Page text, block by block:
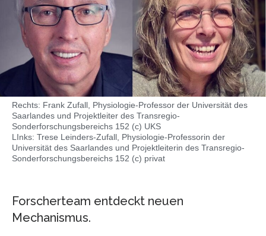
Rechts: Frank Zufall, Physiologie-Professor der Universität des
Saarlandes und Projektleiter des Transregio-
Sonderforschungsbereichs 152 (c) UKS
LInks: Trese Leinders-Zufall, Physiologie-Professorin der
Universität des Saarlandes und Projektleiterin des Transregio-
Sonderforschungsbereichs 152 (c) privat
Forscherteam entdeckt neuen
Mechanismus.